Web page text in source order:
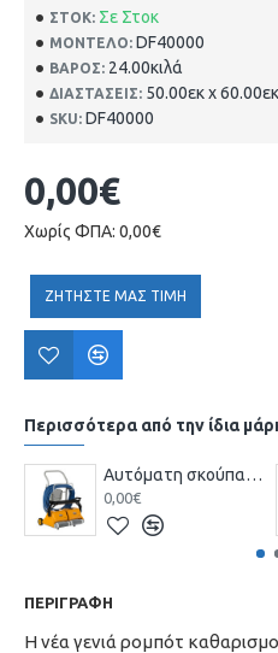
ΣΤΟΚ: Σε Στοκ
ΜΟΝΤΈΛΟ: DF40000
ΒΆΡΟΣ: 24.00κιλά
ΔΙΑΣΤΆΣΕΙΣ: 50.00εκ x
SKU: DF40000
0,00€
Χωρίς ΦΠΑ: 0,00€
ΖΗΤΗΣΤΕ ΜΑΣ ΤΙΜΗ
Περισσότερα από την ίδια
Αυτόματη σκούπα πισίνας DOLPHIN 2Χ2
0,00€
ΠΕΡΙΓΡΑΦΗ
Η νέα γενιά ρομπότ